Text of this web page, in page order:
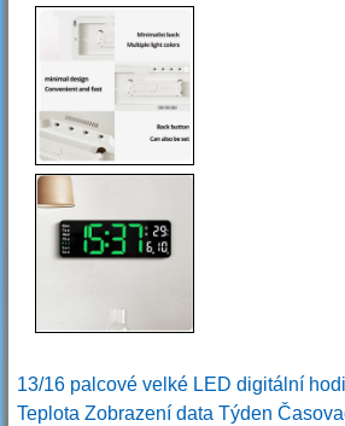
13/16 palcové velké LED digitální
Teplota Zobrazení data Týden